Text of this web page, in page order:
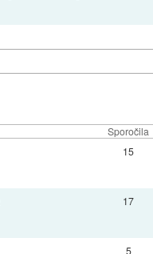
Sporočila
15
17
5